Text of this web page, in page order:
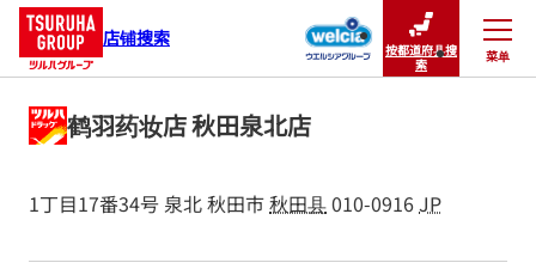
店铺搜索
按都道府县搜
索
菜单
关闭
鹤羽药妆店 秋田泉北店
1丁目17番34号 泉北秋田市秋田县010-0916JP